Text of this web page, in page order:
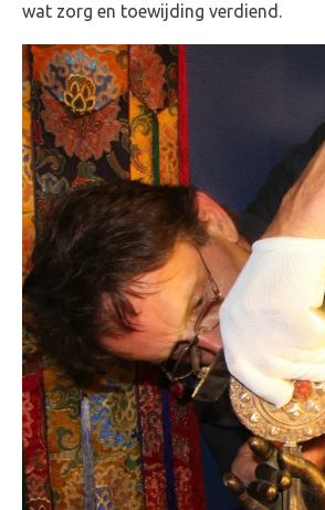
wat zorg en toewijding verdiend.